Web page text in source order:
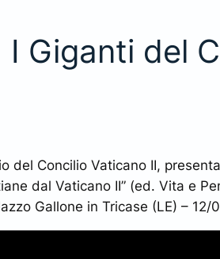
I Giganti del
del Concilio Vaticano II,
dal Vaticano II” (ed. Vita e
Gallone in Tricase (LE) – 12/